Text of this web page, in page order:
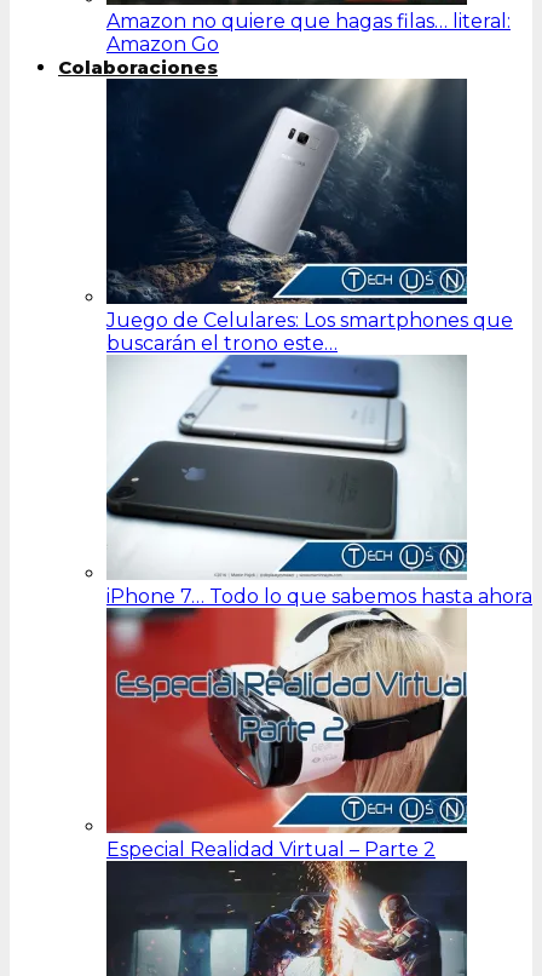
Amazon no quiere que hagas filas… literal:
Amazon Go
Colaboraciones
Juego de Celulares: Los smartphones que
buscarán el trono este…
iPhone 7… Todo lo que sabemos hasta ahora
Especial Realidad Virtual – Parte 2